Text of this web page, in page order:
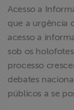
Acesso a
que a urgência
acesso a
sob os
processo
debates
públicos a se